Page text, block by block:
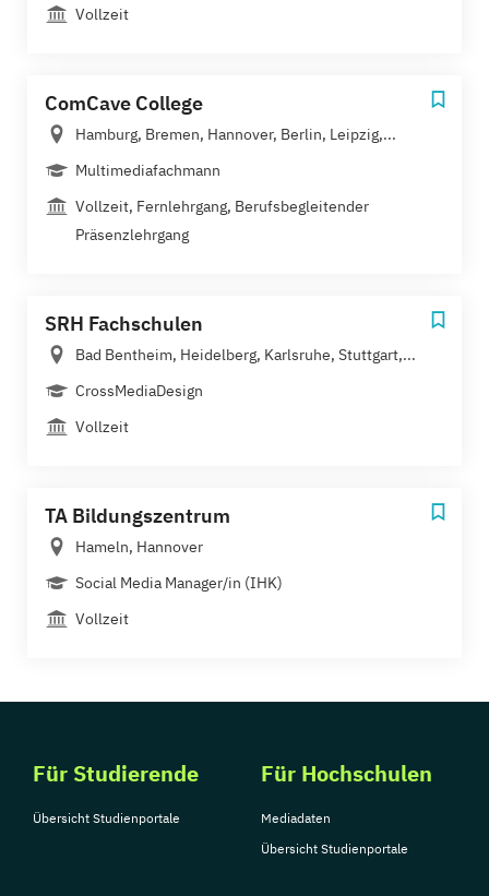
Vollzeit
ComCave College
Hamburg, Bremen, Hannover, Berlin, Leipzig,...
Multimediafachmann
Vollzeit, Fernlehrgang, Berufsbegleitender
Präsenzlehrgang
SRH Fachschulen
Bad Bentheim, Heidelberg, Karlsruhe, Stuttgart,...
CrossMediaDesign
Vollzeit
TA Bildungszentrum
Hameln, Hannover
Social Media Manager/in (IHK)
Vollzeit
Für Studierende
Übersicht Studienportale
Für Hochschulen
Mediadaten
Übersicht Studienportale